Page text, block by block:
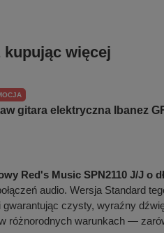
kupując więcej
gitara elektryczna Ibanez
Red's Music SPN2110 J/J o
audio. Wersja Standard
gwarantując czysty, wyraźny
różnorodnych warunkach —